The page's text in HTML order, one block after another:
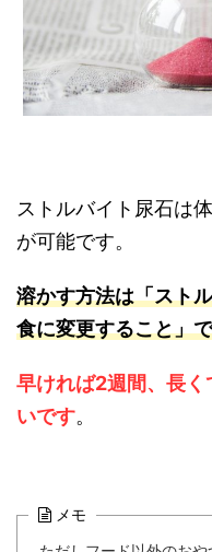
ストルバイト尿石は
が可能です。
溶かす方法は「スト
食に変更すること」
早ければ2週間、長
いです。
メモ